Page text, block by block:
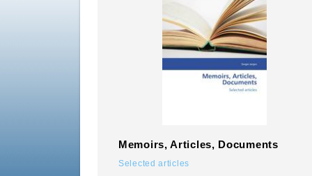
Memoirs, Articles, Documents
Selected articles